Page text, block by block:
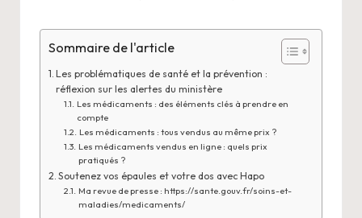
Sommaire de l'article
Les problématiques de santé et la prévention :
réflexion sur les alertes du ministère
Les médicaments : des éléments clés à prendre en
compte
Les médicaments : tous vendus au même prix ?
Les médicaments vendus en ligne : quels prix
pratiqués ?
Soutenez vos épaules et votre dos avec Hapo
Ma revue de presse : https://sante.gouv.fr/soins-et-
maladies/medicaments/